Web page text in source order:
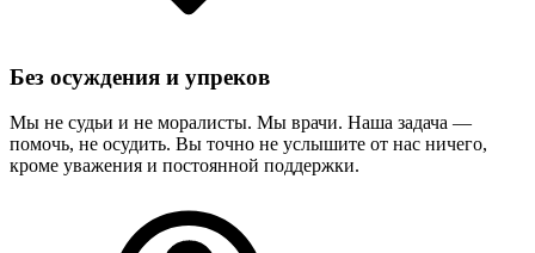
Без осуждения и упреков
Мы не судьи и не моралисты. Мы врачи. Наша задача —
помочь, не осудить. Вы точно не услышите от нас ничего,
кроме уважения и постоянной поддержки.